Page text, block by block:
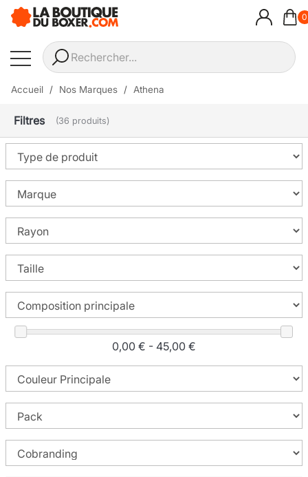
0
Accueil Nos Marques Athena
Filtres (36 produits)
0,00 € - 45,00 €